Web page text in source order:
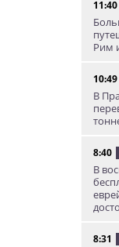
11:40
Рим
10:49
В
8:40
В
8:31